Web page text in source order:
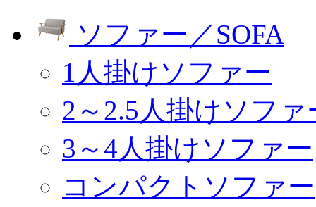
ソファー／SOFA
1人掛けソファー
2～2.5人掛けソファ
3～4人掛けソファー
コンパクトソファー